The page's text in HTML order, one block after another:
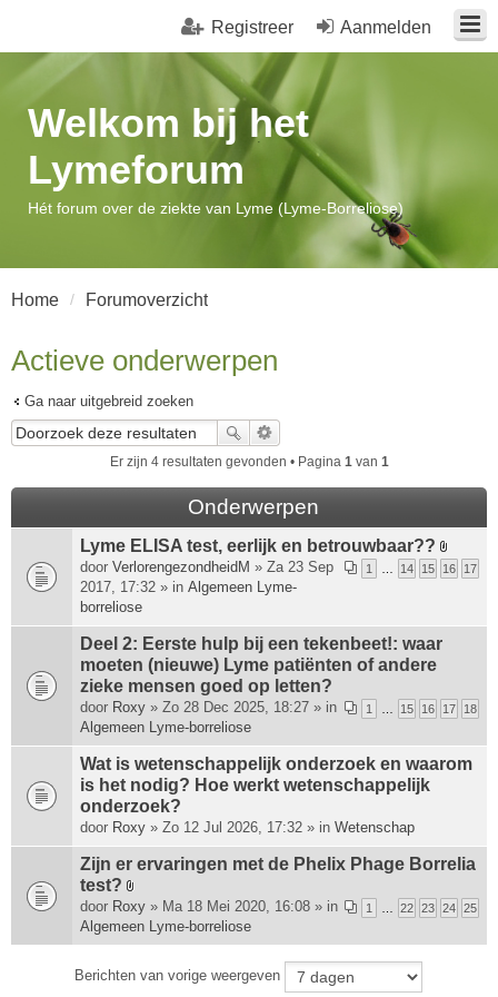
Aanmelden
Registreer
Welkom bij het
Lymeforum
Hét forum over de ziekte van Lyme (Lyme-Borreliose)
Home Forumoverzicht
Actieve onderwerpen
Ga naar uitgebreid zoeken
Er zijn 4 resultaten gevonden • Pagina 1 van 1
Onderwerpen
Lyme ELISA test, eerlijk en betrouwbaar??
B
i
(
n
1 … 14 15 16 17
door VerlorengezondheidM » Za 23 Sep
2017, 17:32 » in Algemeen Lyme-
borreliose
Deel 2: Eerste hulp bij een tekenbeet!: waar
moeten (nieuwe) Lyme patiënten of andere
zieke mensen goed op letten?
1 … 15 16 17 18
door Roxy » Zo 28 Dec 2025, 18:27 » in
Algemeen Lyme-borreliose
Wat is wetenschappelijk onderzoek en waarom
is het nodig? Hoe werkt wetenschappelijk
onderzoek?
door Roxy » Zo 12 Jul 2026, 17:32 » in Wetenschap
Zijn er ervaringen met de Phelix Phage Borrelia
test?
B
i
a
1 … 22 23 24 25
door Roxy » Ma 18 Mei 2020, 16:08 » in
Algemeen Lyme-borreliose
Berichten van vorige weergeven